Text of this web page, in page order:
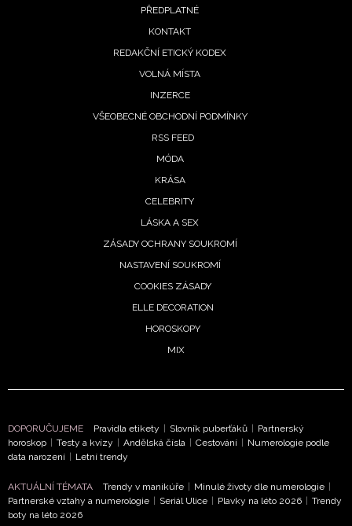
NEWSLETTER
Přihlášením k newsletteru souhlasíte sObchodními
podmínkami společnosti BurdaMedia Extra s.r.o.
PŘEDPLATNÉ
KONTAKT
REDAKČNÍ ETICKÝ KODEX
VOLNÁ MÍSTA
INZERCE
VŠEOBECNÉ OBCHODNÍ PODMÍNKY
RSS FEED
MÓDA
KRÁSA
CELEBRITY
LÁSKA A SEX
ZÁSADY OCHRANY SOUKROMÍ
NASTAVENÍ SOUKROMÍ
COOKIES ZÁSADY
ELLE DECORATION
HOROSKOPY
MIX
DOPORUČUJEME Pravidla etikety | Slovník puberťáků | Partnerský
horoskop | Testy a kvízy | Andělská čísla | Cestování | Numerologie podle
data narození | Letní trendy
AKTUÁLNÍ TÉMATA Trendy v manikúře | Minulé životy dle numerologie |
Partnerské vztahy a numerologie | Seriál Ulice | Plavky na léto 2026 | Trendy
boty na léto 2026